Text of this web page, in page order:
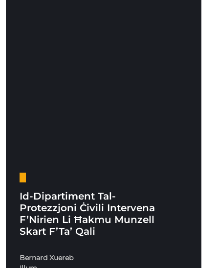
Id-Dipartiment Tal-
Protezzjoni Ċivili Intervena
F’Nirien Li Ħakmu Munzell
Skart F’Ta’ Qali
Bernard Xuereb